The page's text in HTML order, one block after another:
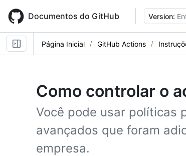
main
content
Documentos do GitHub Version:
Página Inicial GitHub Actions
Como controlar o
Você pode usar políticas
avançados que foram
empresa.